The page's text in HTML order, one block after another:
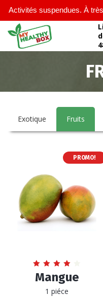
Activités suspendues. À
Exotique Fruits
PROMO!
4.21
sur 5
Mangue
1 piéce